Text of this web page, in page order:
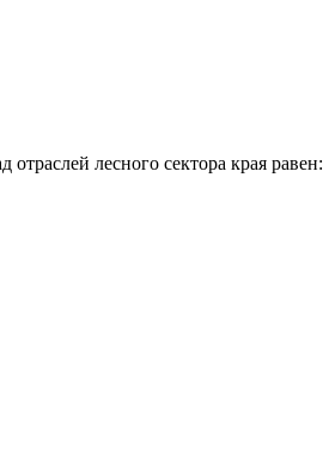
лесного сектора края равен: